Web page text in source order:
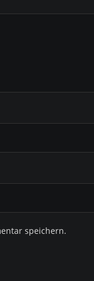
speichern.